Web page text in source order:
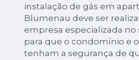
instalação de gás em
Blumenau deve ser
empresa especializada
para que o condomínio e
tenham a segurança de